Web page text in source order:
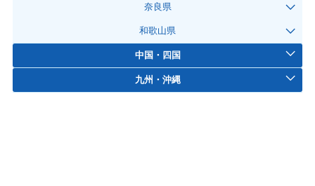
奈良県
和歌山県
中国・四国
九州・沖縄